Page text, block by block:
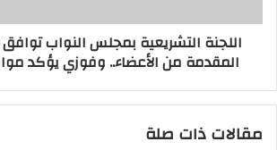
اللجنة التشريعية بمجلس النواب
المقدمة من الأعضاء.. وفوزي يؤكد
مقالات ذات صلة